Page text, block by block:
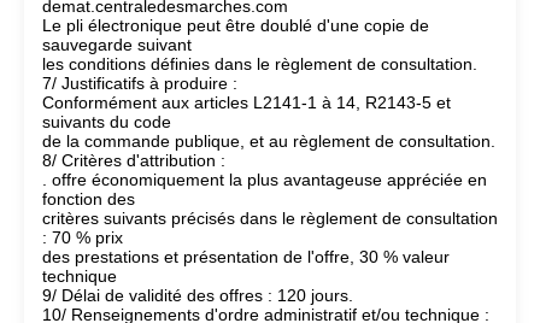
demat.centraledesmarches.com
Le pli électronique peut être doublé d'une copie de
sauvegarde suivant
les conditions définies dans le règlement de consultation.
7/ Justificatifs à produire :
Conformément aux articles L2141-1 à 14, R2143-5 et
suivants du code
de la commande publique, et au règlement de consultation.
8/ Critères d'attribution :
. offre économiquement la plus avantageuse appréciée en
fonction des
critères suivants précisés dans le règlement de consultation
: 70 % prix
des prestations et présentation de l'offre, 30 % valeur
technique
9/ Délai de validité des offres : 120 jours.
10/ Renseignements d'ordre administratif et/ou technique :